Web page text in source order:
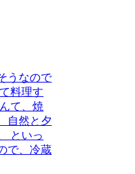
うなので
料理す
て、焼
自然と夕
といっ
で、冷蔵